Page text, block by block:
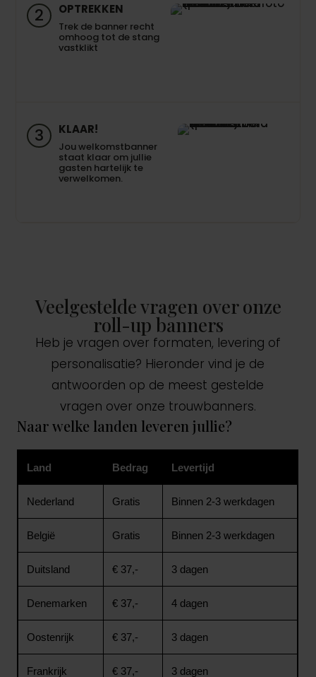
2 OPTREKKEN
Trek de banner recht
omhoog tot de stang
vastklikt
3 KLAAR!
Jou welkomstbanner
staat klaar om jullie
gasten hartelijk te
verwelkomen.
Veelgestelde vragen over onze
roll-up banners
Heb je vragen over formaten, levering of
personalisatie? Hieronder vind je de
antwoorden op de meest gestelde
vragen over onze trouwbanners.
Naar welke landen leveren jullie?
Land Bedrag Levertijd
Nederland Gratis Binnen 2-3 werkdagen
België Gratis Binnen 2-3 werkdagen
Duitsland € 37,- 3 dagen
Denemarken € 37,- 4 dagen
Oostenrijk € 37,- 3 dagen
Frankrijk € 37,- 3 dagen